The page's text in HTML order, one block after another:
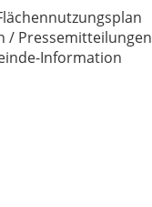
/ Pressemitteilungen
Information